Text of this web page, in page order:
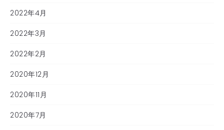
2022年4月
2022年3月
2022年2月
2020年12月
2020年11月
2020年7月